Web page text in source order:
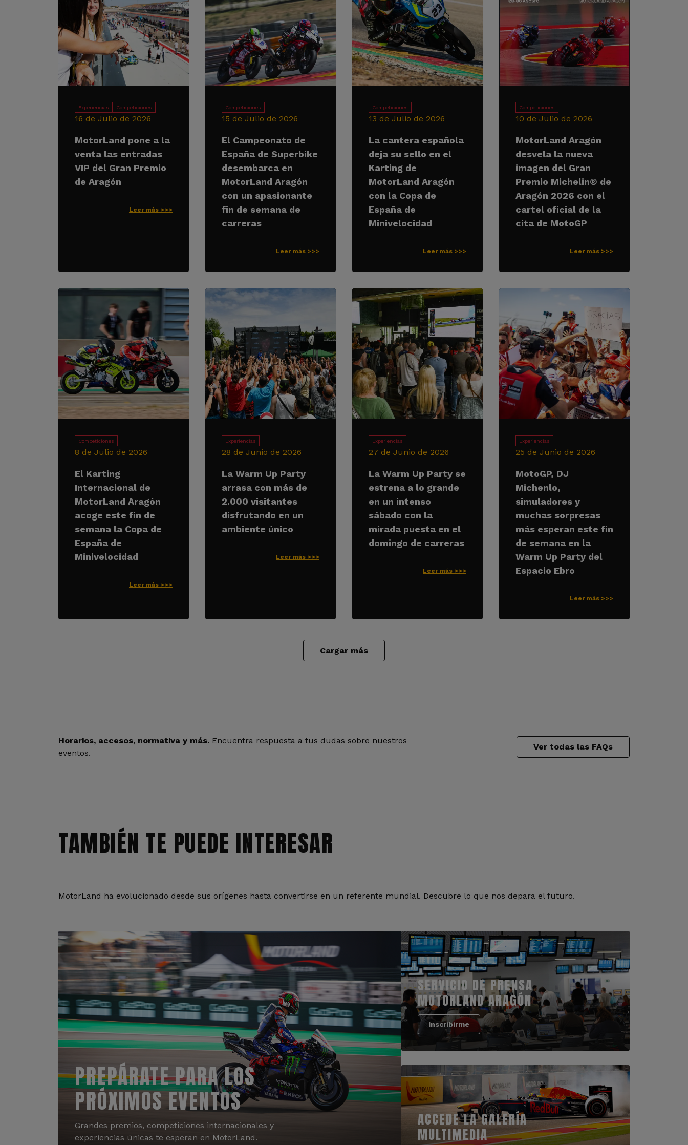
Experiencias Competiciones
16 de Julio de 2026
MotorLand pone a la
venta las entradas
VIP del Gran Premio
de Aragón
Leer más >>>
Competiciones
15 de Julio de 2026
El Campeonato de
España de Superbike
desembarca en
MotorLand Aragón
con un apasionante
fin de semana de
carreras
Leer más >>>
Competiciones
13 de Julio de 2026
La cantera española
deja su sello en el
Karting de
MotorLand Aragón
con la Copa de
España de
Minivelocidad
Leer más >>>
Competiciones
10 de Julio de 2026
MotorLand Aragón
desvela la nueva
imagen del Gran
Premio Michelin® de
Aragón 2026 con el
cartel oficial de la
cita de MotoGP
Leer más >>>
Competiciones
8 de Julio de 2026
El Karting
Internacional de
MotorLand Aragón
acoge este fin de
semana la Copa de
España de
Minivelocidad
Leer más >>>
Experiencias
28 de Junio de 2026
La Warm Up Party
arrasa con más de
2.000 visitantes
disfrutando en un
ambiente único
Leer más >>>
Experiencias
27 de Junio de 2026
La Warm Up Party se
estrena a lo grande
en un intenso
sábado con la
mirada puesta en el
domingo de carreras
Leer más >>>
Experiencias
25 de Junio de 2026
MotoGP, DJ
Michenlo,
simuladores y
muchas sorpresas
más esperan este fin
de semana en la
Warm Up Party del
Espacio Ebro
Leer más >>>
Cargar más
Horarios, accesos, normativa y más. Encuentra respuesta a tus dudas sobre nuestros
eventos.
Ver todas las FAQs
TAMBIÉN TE PUEDE INTERESAR
MotorLand ha evolucionado desde sus orígenes hasta convertirse en un referente mundial. Descubre lo que nos depara el futuro.
PREPÁRATE PARA LOS
PRÓXIMOS EVENTOS
Grandes premios, competiciones internacionales y
experiencias únicas te esperan en MotorLand.
SERVICIO DE PRENSA
MOTORLAND ARAGÓN
Inscribirme
ACCEDE LA GALERÍA
MULTIMEDIA